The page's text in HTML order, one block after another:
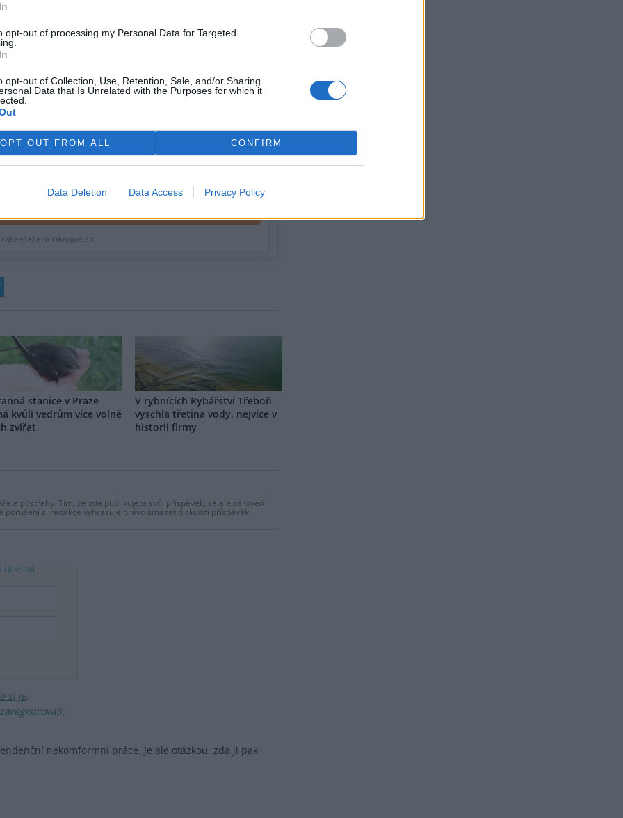
opt-out of processing my Personal Data for Targeted
opt-out of Collection, Use, Retention, Sale, and/or Sharing
Data that Is Unrelated with the Purposes for which it
OPT OUT FROM ALL CONFIRM
Data Deletion Data Access Privacy Policy
stanice v Praze
kvůli vedrům více volně
zvířat
V rybnících Rybářství Třeboň
vyschla třetina vody, nejvíce v
historii firmy
a postřehy. Tím, že zde publikujete svůj příspěvek, se ale zároveň
porušení si redakce vyhrazuje právo smazat diskusní příspěvěk
si je.
zaregistrovali.
nekomformní práce. Je ale otázkou, zda ji pak